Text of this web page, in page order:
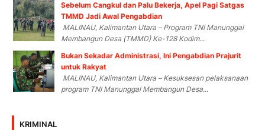
Sebelum Cangkul dan Palu Bekerja, Apel Pagi Satgas
TMMD Jadi Awal Pengabdian
MALINAU, Kalimantan Utara – Program TNI Manunggal
Membangun Desa (TMMD) Ke-128 Kodim...
Bukan Sekadar Administrasi, Ini Pengabdian Prajurit
untuk Rakyat
MALINAU, Kalimantan Utara – Kesuksesan pelaksanaan
program TNI Manunggal Membangun Desa...
KRIMINAL